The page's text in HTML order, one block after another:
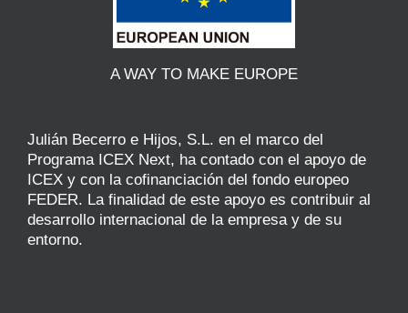
A WAY TO MAKE EUROPE
Julián Becerro e Hijos, S.L. en el marco del
Programa ICEX Next, ha contado con el apoyo de
ICEX y con la cofinanciación del fondo europeo
FEDER. La finalidad de este apoyo es contribuir al
desarrollo internacional de la empresa y de su
entorno.